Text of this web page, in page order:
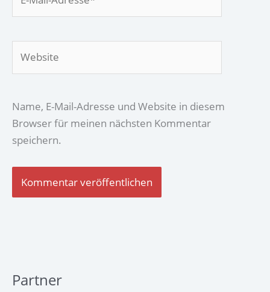
Mail-
Name, E-Mail-Adresse und Website in diesem
Browser für meinen nächsten Kommentar
speichern.
Partner